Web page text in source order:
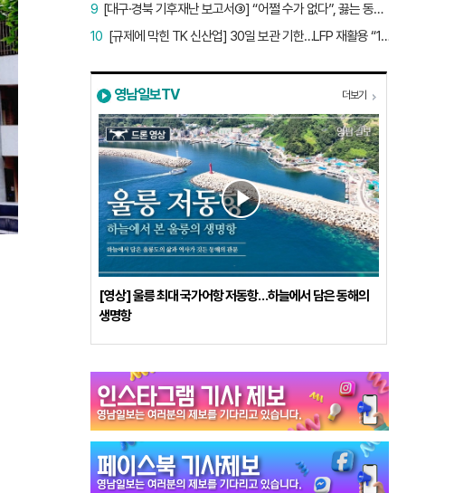
[대구·경북 기후재난 보고서③] “어쩔 수가 없다”, 끓는 동해…‘절멸 위기’ 경북 수산업
9
[규제에 막힌 TK 신산업] 30일 보관 기한…LFP 재활용 “180일로 늘려야”
10
영남일보TV 더보기
[영상] 울릉 최대 국가어항 저동항…하늘에서 담은 동해의
생명항